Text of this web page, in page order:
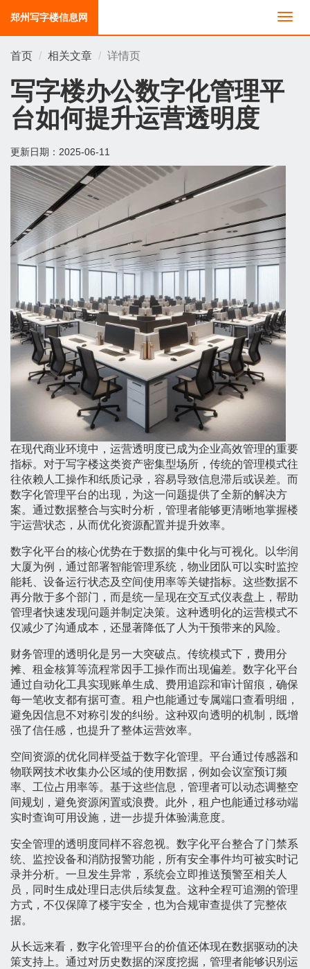
切
换
郑州写字楼信息网
首页 相关文章 详情页
写字楼办公数字化管理平
台如何提升运营透明度
更新日期： 2025-06-11
在现代商业环境中，运营透明度已成为企业高效管理的重要
指标。对于写字楼这类资产密集型场所，传统的管理模式往
往依赖人工操作和纸质记录，容易导致信息滞后或误差。而
数字化管理平台的出现，为这一问题提供了全新的解决方
案。通过数据整合与实时分析，管理者能够更清晰地掌握楼
宇运营状态，从而优化资源配置并提升效率。
数字化平台的核心优势在于数据的集中化与可视化。以华润
大厦为例，通过部署智能管理系统，物业团队可以实时监控
能耗、设备运行状态及空间使用率等关键指标。这些数据不
再分散于多个部门，而是统一呈现在交互式仪表盘上，帮助
管理者快速发现问题并制定决策。这种透明化的运营模式不
仅减少了沟通成本，还显著降低了人为干预带来的风险。
财务管理的透明化是另一大突破点。传统模式下，费用分
摊、租金核算等流程常因手工操作而出现偏差。数字化平台
通过自动化工具实现账单生成、费用追踪和审计留痕，确保
每一笔收支都有据可查。租户也能通过专属端口查看明细，
避免因信息不对称引发的纠纷。这种双向透明的机制，既增
强了信任感，也提升了整体运营效率。
空间资源的优化同样受益于数字化管理。平台通过传感器和
物联网技术收集办公区域的使用数据，例如会议室预订频
率、工位占用率等。基于这些信息，管理者可以动态调整空
间规划，避免资源闲置或浪费。此外，租户也能通过移动端
实时查询可用设施，进一步提升体验满意度。
安全管理的透明度同样不容忽视。数字化平台整合了门禁系
统、监控设备和消防报警功能，所有安全事件均可被实时记
录并分析。一旦发生异常，系统会立即推送预警至相关人
员，同时生成处理日志供后续复盘。这种全程可追溯的管理
方式，不仅保障了楼宇安全，也为合规审查提供了完整依
据。
从长远来看，数字化管理平台的价值还体现在数据驱动的决
策支持上。通过对历史数据的深度挖掘，管理者能够识别运